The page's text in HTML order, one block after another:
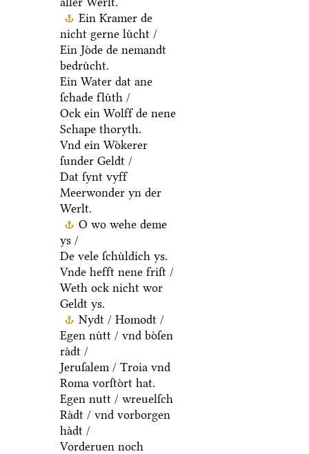
Ein Kramer de
nicht gerne luͤcht /
Ein Joͤde de nemandt
bedruͤcht.
Ein Water dat ane
ſchade fluͤth /
Ock ein Wolff de nene
Schape thoryth.
Vnd ein Woͤkerer
ſunder Geldt /
Dat ſynt vyff
Meerwonder yn der
Werlt.
O wo wehe deme
ys /
De vele ſchuͤldich ys.
Vnde hefft nene friſt /
Weth ock nicht wor
Geldt ys.
Nydt / Homodt /
Egen nuͤtt / vnd boͤſen
raͤdt /
Jeruſalem / Troia vnd
Roma vorſtoͤrt hat.
Egen nutt / wreuelſch
Raͤdt / vnd vorborgen
haͤdt /
Vorderuen noch